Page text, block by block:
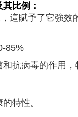
比例：
這賦予了它強
85%
抗病毒的作用，
特性。